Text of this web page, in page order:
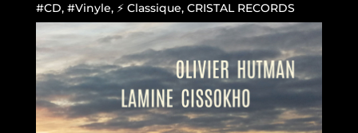
#CD, #Vinyle, ⚡ Classique, CRISTAL RECORDS